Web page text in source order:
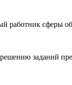
работник сферы
заданий